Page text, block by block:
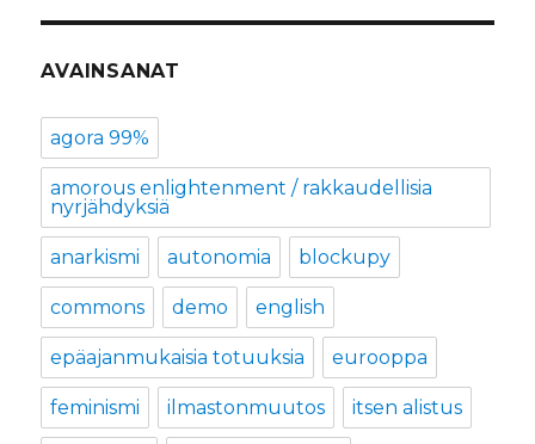
AVAINSANAT
agora 99%
amorous enlightenment / rakkaudellisia
nyrjähdyksiä
anarkismi autonomia blockupy
commons demo english
epäajanmukaisia totuuksia eurooppa
feminismi ilmastonmuutos itsen alistus